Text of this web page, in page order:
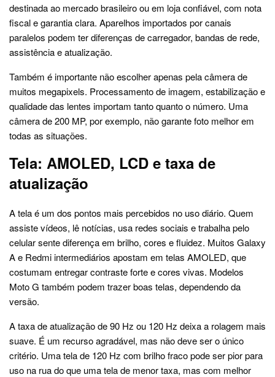
destinada ao mercado brasileiro ou em loja confiável, com nota
fiscal e garantia clara. Aparelhos importados por canais
paralelos podem ter diferenças de carregador, bandas de rede,
assistência e atualização.
Também é importante não escolher apenas pela câmera de
muitos megapixels. Processamento de imagem, estabilização e
qualidade das lentes importam tanto quanto o número. Uma
câmera de 200 MP, por exemplo, não garante foto melhor em
todas as situações.
Tela: AMOLED, LCD e taxa de
atualização
A tela é um dos pontos mais percebidos no uso diário. Quem
assiste vídeos, lê notícias, usa redes sociais e trabalha pelo
celular sente diferença em brilho, cores e fluidez. Muitos Galaxy
A e Redmi intermediários apostam em telas AMOLED, que
costumam entregar contraste forte e cores vivas. Modelos
Moto G também podem trazer boas telas, dependendo da
versão.
A taxa de atualização de 90 Hz ou 120 Hz deixa a rolagem mais
suave. É um recurso agradável, mas não deve ser o único
critério. Uma tela de 120 Hz com brilho fraco pode ser pior para
uso na rua do que uma tela de menor taxa, mas com melhor